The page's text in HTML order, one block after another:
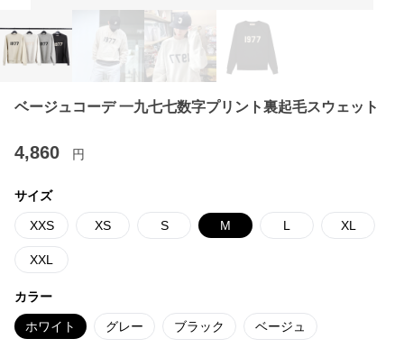
ベージュコーデ 一九七七数字プリント裏起毛スウェット
4,860 円
サイズ
XXS XS S M L XL
XXL
カラー
ホワイト グレー ブラック ベージュ